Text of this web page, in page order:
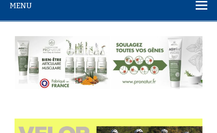
MENU